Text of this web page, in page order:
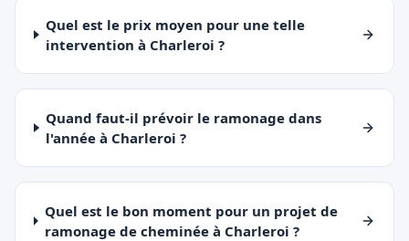
Quel est le prix moyen pour une telle
intervention à Charleroi ?
Quand faut-il prévoir le ramonage dans
l'année à Charleroi ?
Quel est le bon moment pour un projet de
ramonage de cheminée à Charleroi ?